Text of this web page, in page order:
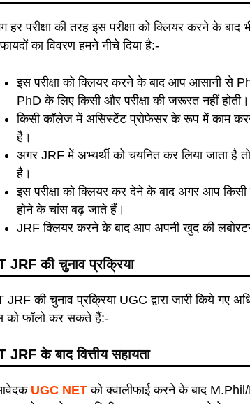
हर परीक्षा की तरह इस परीक्षा को क्लियर करने के
का विवरण हमने नीचे दिया है:-
इस परीक्षा को क्लियर करने के बाद आप आसानी से
PhD के लिए किसी और परीक्षा की जरूरत नहीं होती।
किसी कॉलेज में असिस्टेंट प्रोफेसर के रूप में काम करने
है।
अगर JRF में अभ्यर्थी को चयनित कर लिया जाता है
है।
इस परीक्षा को क्लियर कर देने के बाद अगर आप
होने के चांस बढ़ जाते हैं।
JRF क्लियर करने के बाद आप अपनी खुद की
JRF की चुनाव प्रक्रिया
JRF की चुनाव प्रक्रिया UGC द्वारा जारी किये गए
को फॉलो कर सकते हैं:-
JRF के बाद वित्तीय सहायता
UGC NET को क्वालीफाई करने के बाद